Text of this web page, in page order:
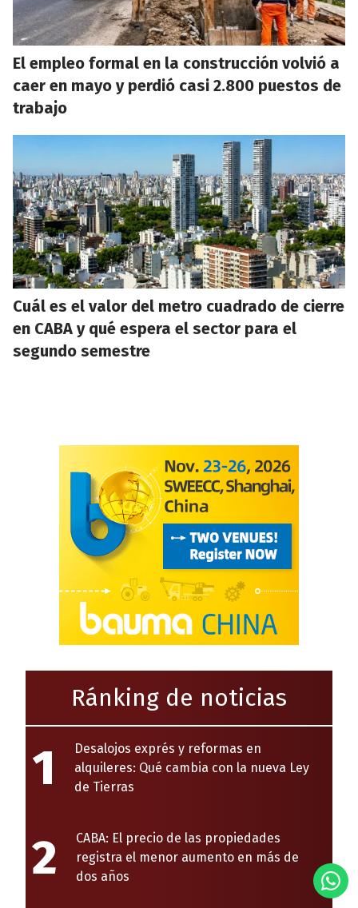
El empleo formal en la construcción volvió a
caer en mayo y perdió casi 2.800 puestos de
trabajo
Cuál es el valor del metro cuadrado de cierre
en CABA y qué espera el sector para el
segundo semestre
Ránking de noticias
1
Desalojos exprés y reformas en
alquileres: Qué cambia con la nueva Ley
de Tierras
2
CABA: El precio de las propiedades
registra el menor aumento en más de
dos años